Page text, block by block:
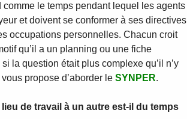
comme le temps pendant lequel les agents
et doivent se conformer à ses directives
occupations personnelles. Chacun croit
qu’il a un planning ou une fiche
la question était plus complexe qu’il n’y
propose d’aborder le SYNPER.
de travail à un autre est-il du temps